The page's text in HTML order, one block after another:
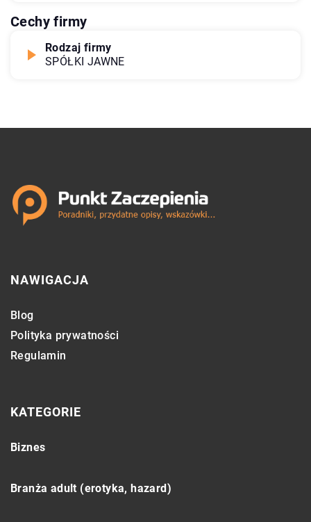
Cechy firmy
Rodzaj firmy
SPÓŁKI JAWNE
NAWIGACJA
Blog
Polityka prywatności
Regulamin
KATEGORIE
Biznes
Branża adult (erotyka, hazard)